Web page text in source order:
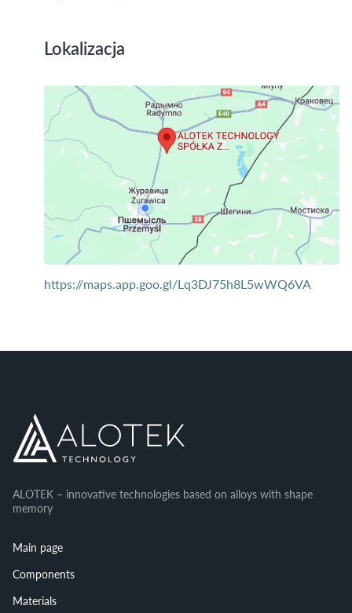
Lokalizacja
https://maps.app.goo.gl/Lq3DJ75h8L5wWQ6VA
ALOTEK – innovative technologies based on alloys with shape
memory
Main page
Components
Materials